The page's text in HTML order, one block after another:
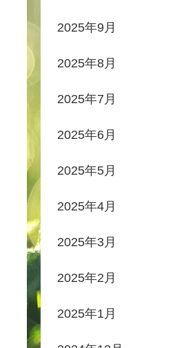
2025年9月
2025年8月
2025年7月
2025年6月
2025年5月
2025年4月
2025年3月
2025年2月
2025年1月